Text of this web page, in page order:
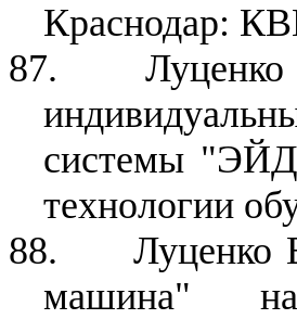
Краснодар:
87.
системы
технологии
88.
Луценко
машина" на